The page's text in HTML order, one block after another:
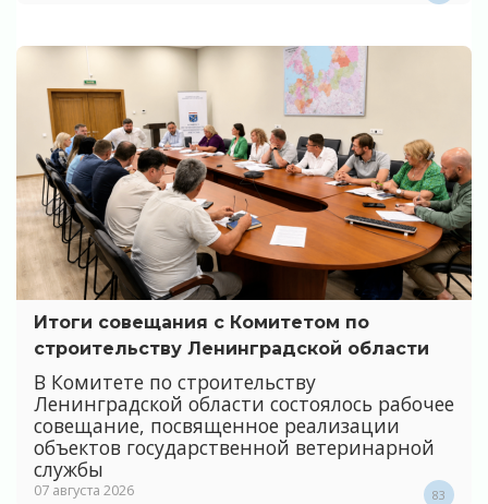
Итоги совещания с Комитетом по
строительству Ленинградской области
В Комитете по строительству
Ленинградской области состоялось рабочее
совещание, посвященное реализации
объектов государственной ветеринарной
службы
07 августа 2026 83